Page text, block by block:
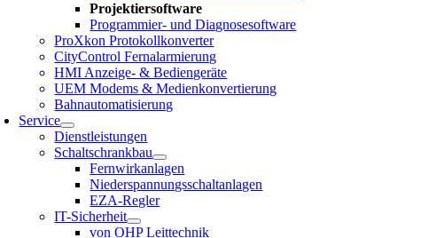
Projektiersoftware
Programmier- und Diagnosesoftware
ProXkon Protokollkonverter
CityControl Fernalarmierung
HMI Anzeige- & Bediengeräte
UEM Modems & Medienkonvertierung
Bahnautomatisierung
Service
Dienstleistungen
Schaltschrankbau
Fernwirkanlagen
Niederspannungsschaltanlagen
EZA-Regler
IT-Sicherheit
von OHP Leittechnik